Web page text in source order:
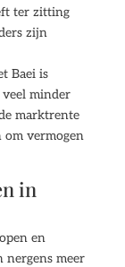
ter zitting
zijn
Baei is
minder
marktrente
om vermogen
in
en
nergens meer